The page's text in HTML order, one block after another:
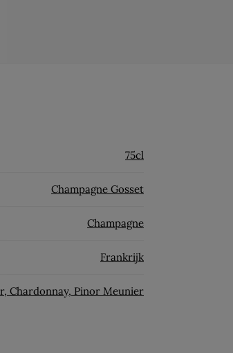
75cl
Champagne Gosset
Champagne
Frankrijk
Chardonnay, Pinor Meunier